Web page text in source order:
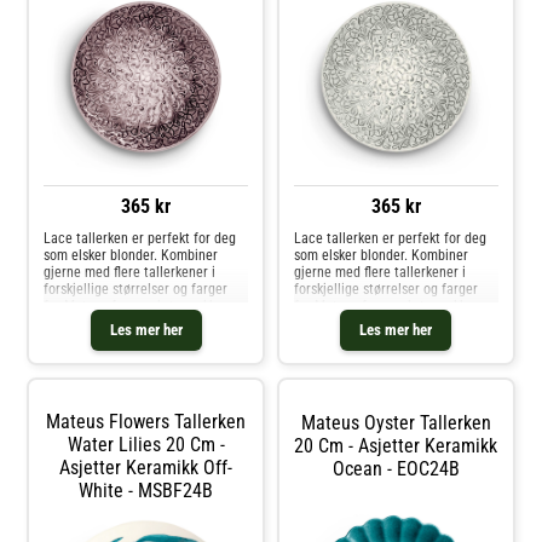
365 kr
Les mer her
Lace tallerken er perfekt for deg
som elsker blonder. Kombiner
gjerne med flere tallerkener i
forskjellige størrelser og farger
fra Mateus for en ekstra vakker
borddekking. Vi anbefaler at du
ikke plasserer tallerkenen direkte
på overflater som er følsomme for
produkt unikt. Dette betyr at
produksjon- og leveringstid kan
variere. Kjøp Asjetter og andre
Tallerkener hos Royal Design.
365 kr
Les mer her
Lace tallerken er perfekt for deg
som elsker blonder. Kombiner
gjerne med flere tallerkener i
forskjellige størrelser og farger
fra Mateus for en ekstra vakker
borddekking. Vi anbefaler at du
ikke plasserer tallerkenen direkte
på overflater som er følsomme for
produkt unikt. Dette betyr at
produksjon- og leveringstid kan
variere. Kjøp Asjetter og andre
Tallerkener hos Royal Design.
Mateus Flowers Tallerken
Water Lilies 20 Cm -
Asjetter Keramikk Off-
White - MSBF24B
Mateus Oyster Tallerken
20 Cm - Asjetter Keramikk
Ocean - EOC24B